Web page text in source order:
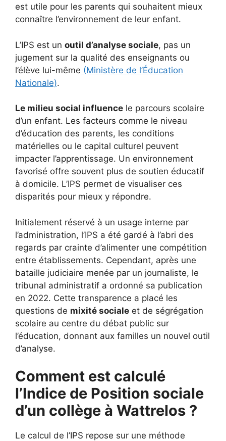
est utile pour les parents qui souhaitent mieux
connaître l’environnement de leur enfant.
L’IPS est un outil d’analyse sociale, pas un
jugement sur la qualité des enseignants ou
l’élève lui-même (Ministère de l’Éducation
Nationale).
Le milieu social influence le parcours scolaire
d’un enfant. Les facteurs comme le niveau
d’éducation des parents, les conditions
matérielles ou le capital culturel peuvent
impacter l’apprentissage. Un environnement
favorisé offre souvent plus de soutien éducatif
à domicile. L’IPS permet de visualiser ces
disparités pour mieux y répondre.
Initialement réservé à un usage interne par
l’administration, l’IPS a été gardé à l’abri des
regards par crainte d’alimenter une compétition
entre établissements. Cependant, après une
bataille judiciaire menée par un journaliste, le
tribunal administratif a ordonné sa publication
en 2022. Cette transparence a placé les
questions de mixité sociale et de ségrégation
scolaire au centre du débat public sur
l’éducation, donnant aux familles un nouvel outil
d’analyse.
Comment est calculé
l’Indice de Position sociale
d’un collège à Wattrelos ?
Le calcul de l’IPS repose sur une méthode